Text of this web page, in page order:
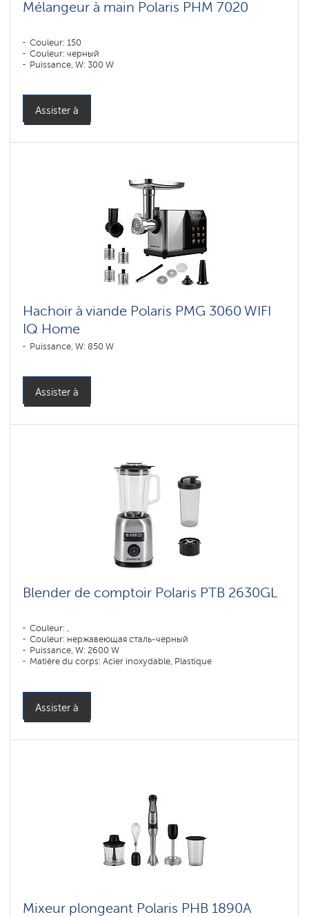
Mélangeur à main Polaris PHM 7020
Couleur: 150
Couleur: черный
Puissance, W: 300 W
Assister à
Hachoir à viande Polaris PMG 3060 WIFI
IQ Home
Puissance, W: 850 W
Assister à
Blender de comptoir Polaris PTB 2630GL
Couleur: ,
Couleur: нержавеющая сталь-черный
Puissance, W: 2600 W
Matière du corps: Acier inoxydable, Plastique
Assister à
Mixeur plongeant Polaris PHB 1890A